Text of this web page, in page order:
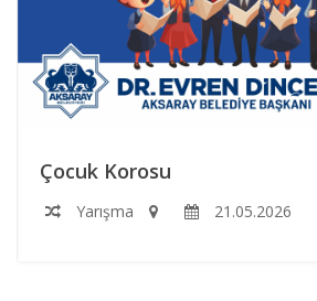
Çocuk Korosu
Yarışma 21.05.2026